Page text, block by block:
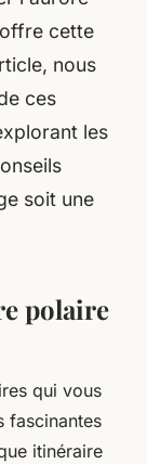
cette
nous
ces
les
soit une
polaire
qui vous
fascinantes
itinéraire